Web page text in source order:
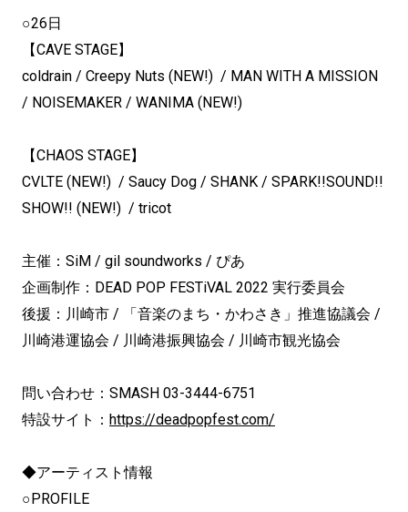
○26日
【CAVE STAGE】
coldrain / Creepy Nuts (NEW!) / MAN WITH A MISSION
/ NOISEMAKER / WANIMA (NEW!)
【CHAOS STAGE】
CVLTE (NEW!) / Saucy Dog / SHANK / SPARK!!SOUND!!
SHOW!! (NEW!) / tricot
主催：SiM / gil soundworks / ぴあ
企画制作：DEAD POP FESTiVAL 2022 実行委員会
後援：川崎市 / 「音楽のまち・かわさき」推進協議会 /
川崎港運協会 / 川崎港振興協会 / 川崎市観光協会
問い合わせ：SMASH 03-3444-6751
特設サイト： https://deadpopfest.com/
◆アーティスト情報
○PROFILE